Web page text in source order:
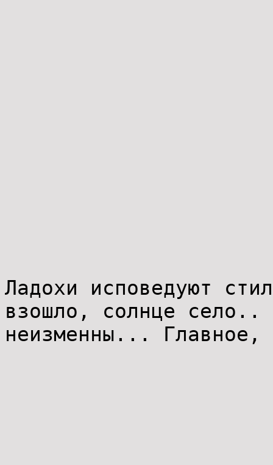
Ладохи исповедуют
взошло, солнце село..
неизменны... Главное,